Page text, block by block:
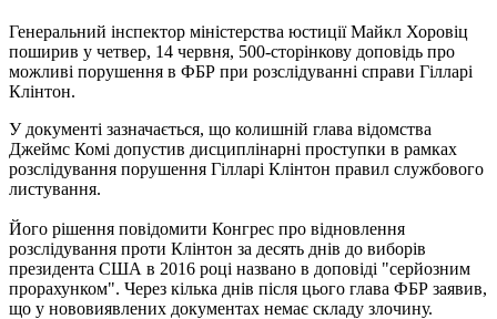
Генеральний інспектор міністерства юстиції Майкл Хоровіц
поширив у четвер, 14 червня, 500-сторінкову доповідь про
можливі порушення в ФБР при розслідуванні справи Гілларі
Клінтон.
У документі зазначається, що колишній глава відомства
Джеймс Комі допустив дисциплінарні проступки в рамках
розслідування порушення Гілларі Клінтон правил службового
листування.
Його рішення повідомити Конгрес про відновлення
розслідування проти Клінтон за десять днів до виборів
президента США в 2016 році названо в доповіді "серйозним
прорахунком". Через кілька днів після цього глава ФБР заявив,
що у нововиявлених документах немає складу злочину.